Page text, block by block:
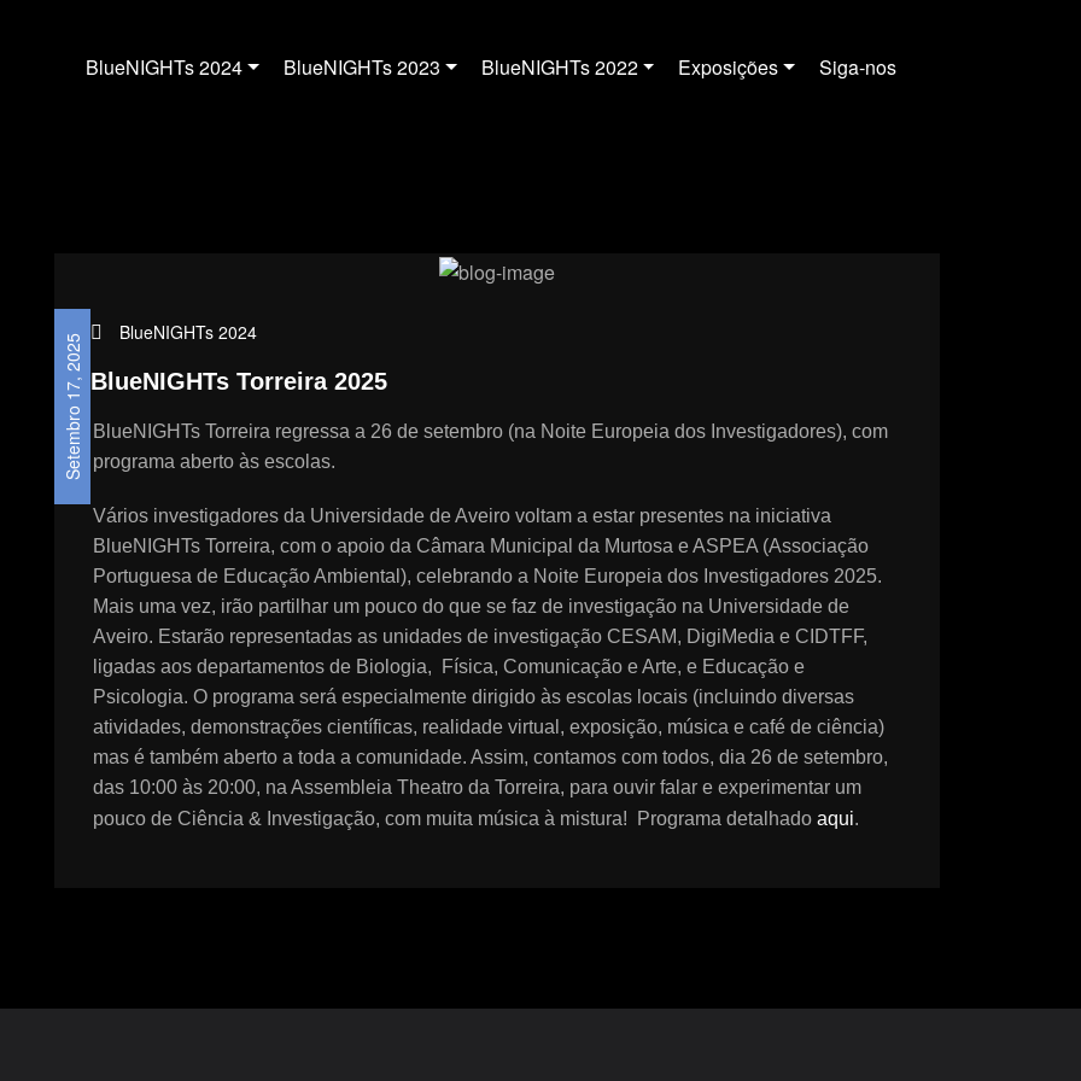
BlueNIGHTs 2024 BlueNIGHTs 2023 BlueNIGHTs 2022 Exposições Siga-nos
Setembro 17, 2025
BlueNIGHTs 2024
BlueNIGHTs Torreira 2025
BlueNIGHTs Torreira regressa a 26 de setembro (na Noite Europeia dos Investigadores), com
programa aberto às escolas.
Vários investigadores da Universidade de Aveiro voltam a estar presentes na iniciativa
BlueNIGHTs Torreira, com o apoio da Câmara Municipal da Murtosa e ASPEA (Associação
Portuguesa de Educação Ambiental), celebrando a Noite Europeia dos Investigadores 2025.
Mais uma vez, irão partilhar um pouco do que se faz de investigação na Universidade de
Aveiro. Estarão representadas as unidades de investigação CESAM, DigiMedia e CIDTFF,
ligadas aos departamentos de Biologia, Física, Comunicação e Arte, e Educação e
Psicologia. O programa será especialmente dirigido às escolas locais (incluindo diversas
atividades, demonstrações científicas, realidade virtual, exposição, música e café de ciência)
mas é também aberto a toda a comunidade. Assim, contamos com todos, dia 26 de setembro,
das 10:00 às 20:00, na Assembleia Theatro da Torreira, para ouvir falar e experimentar um
pouco de Ciência & Investigação, com muita música à mistura! Programa detalhadoaqui.